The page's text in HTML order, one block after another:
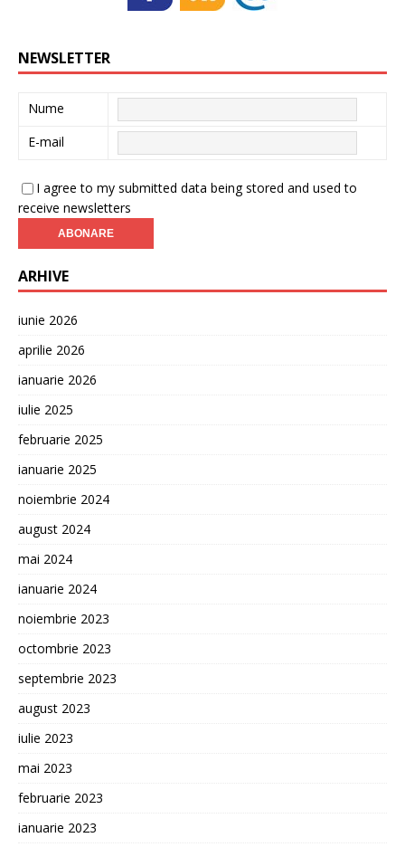
NEWSLETTER
Nume
E-mail
I agree to my submitted data being stored and used to
receive newsletters
ARHIVE
iunie 2026
aprilie 2026
ianuarie 2026
iulie 2025
februarie 2025
ianuarie 2025
noiembrie 2024
august 2024
mai 2024
ianuarie 2024
noiembrie 2023
octombrie 2023
septembrie 2023
august 2023
iulie 2023
mai 2023
februarie 2023
ianuarie 2023